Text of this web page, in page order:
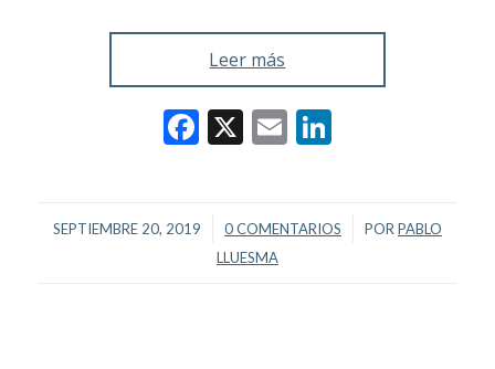
Leer más
Facebook
X EmailLinkedIn
SEPTIEMBRE 20, 2019
/ 0 COMENTARIOS
/ POR PABLO
LLUESMA